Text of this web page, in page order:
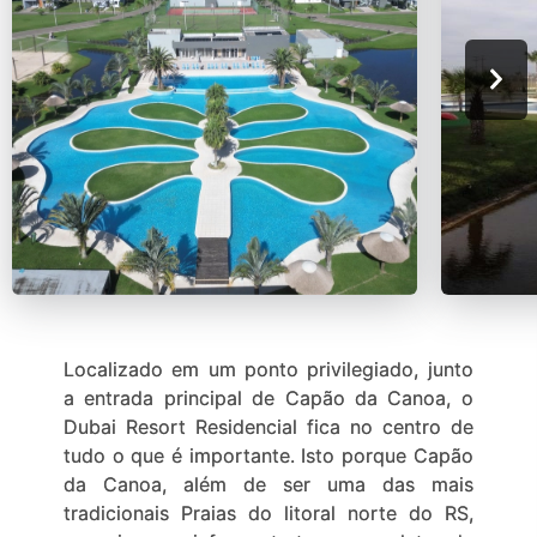
Localizado em um ponto privilegiado, junto
a entrada principal de Capão da Canoa, o
Dubai Resort Residencial fica no centro de
tudo o que é importante. Isto porque Capão
da Canoa, além de ser uma das mais
tradicionais Praias do litoral norte do RS,